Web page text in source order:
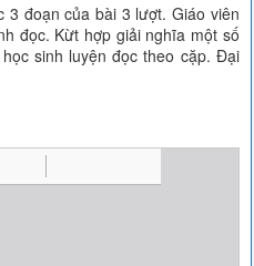
3 đoạn của bài 3 lượt. Giáo viên
đọc. Kừt hợp giải nghĩa một số
sinh luyện đọc theo cặp. Đại